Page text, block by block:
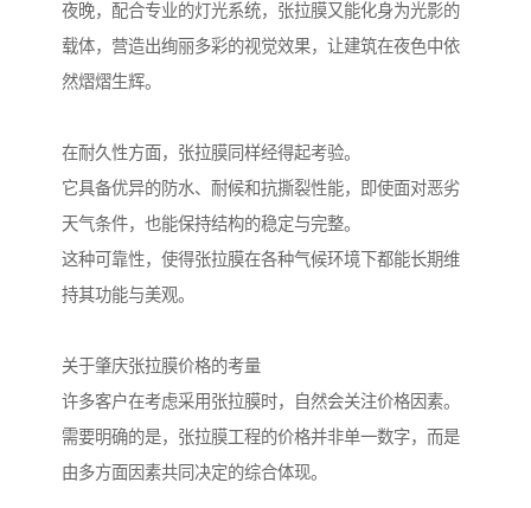
夜晚，配合专业的灯光系统，张拉膜又能化身为光影的
载体，营造出绚丽多彩的视觉效果，让建筑在夜色中依
然熠熠生辉。
在耐久性方面，张拉膜同样经得起考验。
它具备优异的防水、耐候和抗撕裂性能，即使面对恶劣
天气条件，也能保持结构的稳定与完整。
这种可靠性，使得张拉膜在各种气候环境下都能长期维
持其功能与美观。
关于肇庆张拉膜价格的考量
许多客户在考虑采用张拉膜时，自然会关注价格因素。
需要明确的是，张拉膜工程的价格并非单一数字，而是
由多方面因素共同决定的综合体现。